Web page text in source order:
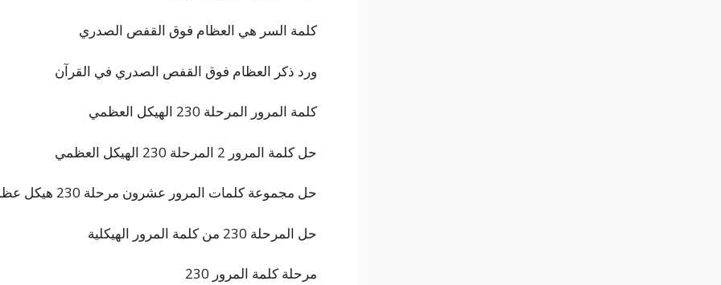
كلمة السر هي العظام فوق القفص الصدري
ورد ذكر العظام فوق القفص الصدري في القرآن
كلمة المرور المرحلة 230 الهيكل العظمي
حل كلمة المرور 2 المرحلة 230 الهيكل العظمي
حل مجموعة كلمات المرور عشرون مرحلة 230 هيكل عظمي
حل المرحلة 230 من كلمة المرور الهيكلية
مرحلة كلمة المرور 230